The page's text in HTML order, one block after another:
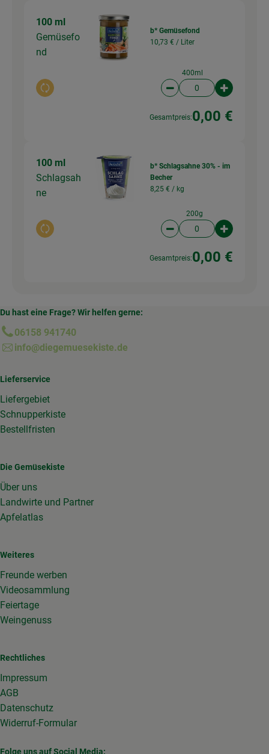
100 ml
Gemüsefo
nd
Auswahl ändern
b* Gemüsefond
10,73 € / Liter
400ml
Artikelanzahl
Gesamtpreis:0,00 €
100 ml
Schlagsah
ne
Auswahl ändern
b* Schlagsahne 30% - im
Becher
8,25 € / kg
200g
Artikelanzahl
Gesamtpreis:0,00 €
Du hast eine Frage? Wir helfen gerne:
06158 941740
info@diegemuesekiste.de
Lieferservice
Liefergebiet
Schnupperkiste
Bestellfristen
Die Gemüsekiste
Über uns
Landwirte und Partner
Apfelatlas
Weiteres
Freunde werben
Videosammlung
Feiertage
Weingenuss
Rechtliches
Impressum
AGB
Datenschutz
Widerruf-Formular
Folge uns auf Social Media: